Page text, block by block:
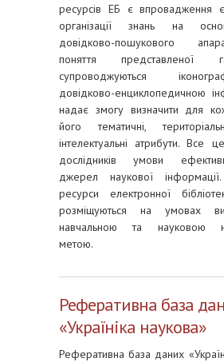
ресурсів ЕБ є впровадження
організації знань на
довідково-пошукового
поняття представленої
супроводжуються
довідково-енциклопедичною
надає змогу визначити для
його тематичні,
інтелектуальні атрибути. Все
дослідників умови
джерел наукової інформації.
ресурси електронної
розміщуються на умовах
навчальною та науковою
метою.
Реферативна база
«Україніка наукова»
Реферативна база даних